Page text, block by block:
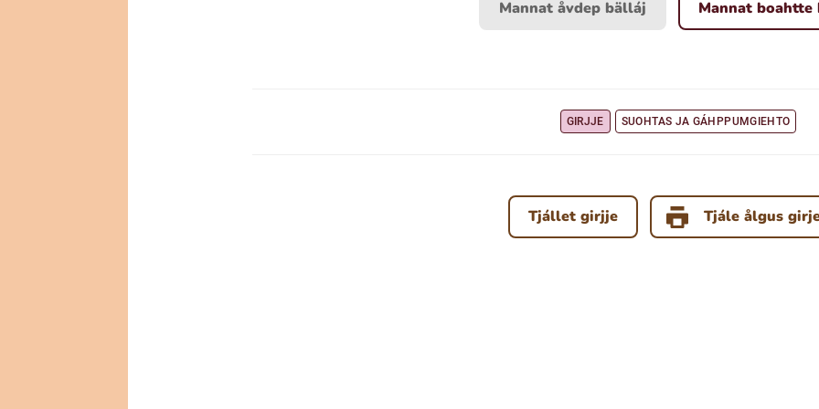
Mannat åvdep bälláj Mannat boahtte
GIRJJE SUOHTAS JA GÁHPPUMGIEHTO
Tjállet girjje Tjále ålgus